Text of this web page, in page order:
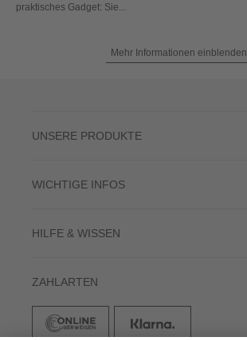
praktisches Gadget: Sie...
Mehr Informationen einblenden
UNSERE PRODUKTE
WICHTIGE INFOS
HILFE & WISSEN
ZAHLARTEN